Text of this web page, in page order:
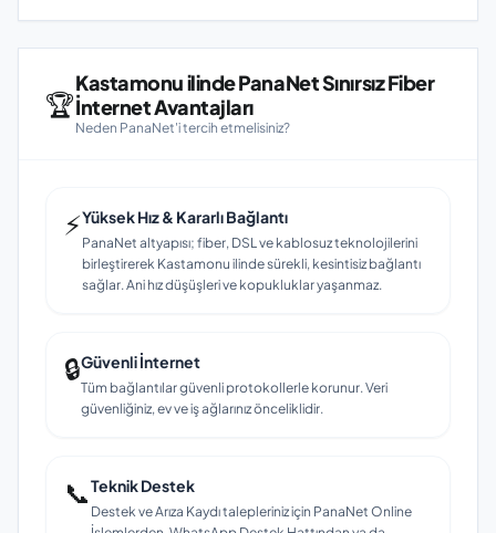
🏆
Kastamonu ilinde PanaNet Sınırsız Fiber
İnternet Avantajları
Neden PanaNet'i tercih etmelisiniz?
⚡Yüksek Hız & Kararlı Bağlantı
PanaNet altyapısı; fiber, DSL ve kablosuz teknolojilerini
birleştirerek Kastamonu ilinde sürekli, kesintisiz bağlantı
sağlar. Ani hız düşüşleri ve kopukluklar yaşanmaz.
🔒Güvenli İnternet
Tüm bağlantılar güvenli protokollerle korunur. Veri
güvenliğiniz, ev ve iş ağlarınız önceliklidir.
📞Teknik Destek
Destek ve Arıza Kaydı talepleriniz için PanaNet Online